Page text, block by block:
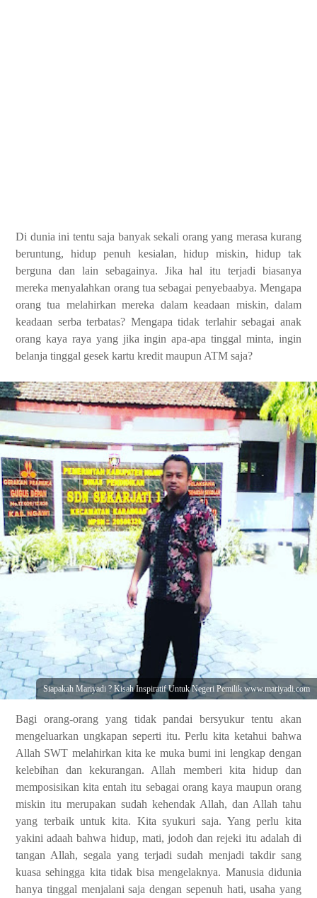
Di dunia ini tentu saja banyak sekali orang yang merasa kurang
beruntung, hidup penuh kesialan, hidup miskin, hidup tak
berguna dan lain sebagainya. Jika hal itu terjadi biasanya
mereka menyalahkan orang tua sebagai penyebaabya. Mengapa
orang tua melahirkan mereka dalam keadaan miskin, dalam
keadaan serba terbatas? Mengapa tidak terlahir sebagai anak
orang kaya raya yang jika ingin apa-apa tinggal minta, ingin
belanja tinggal gesek kartu kredit maupun ATM saja?
Siapakah Mariyadi ? Kisah Inspiratif Untuk Negeri Pemilik www.mariyadi.com
Bagi orang-orang yang tidak pandai bersyukur tentu akan
mengeluarkan ungkapan seperti itu. Perlu kita ketahui bahwa
Allah SWT melahirkan kita ke muka bumi ini lengkap dengan
kelebihan dan kekurangan. Allah memberi kita hidup dan
memposisikan kita entah itu sebagai orang kaya maupun orang
miskin itu merupakan sudah kehendak Allah, dan Allah tahu
yang terbaik untuk kita. Kita syukuri saja. Yang perlu kita
yakini adaah bahwa hidup, mati, jodoh dan rejeki itu adalah di
tangan Allah, segala yang terjadi sudah menjadi takdir sang
kuasa sehingga kita tidak bisa mengelaknya. Manusia didunia
hanya tinggal menjalani saja dengan sepenuh hati, usaha yang